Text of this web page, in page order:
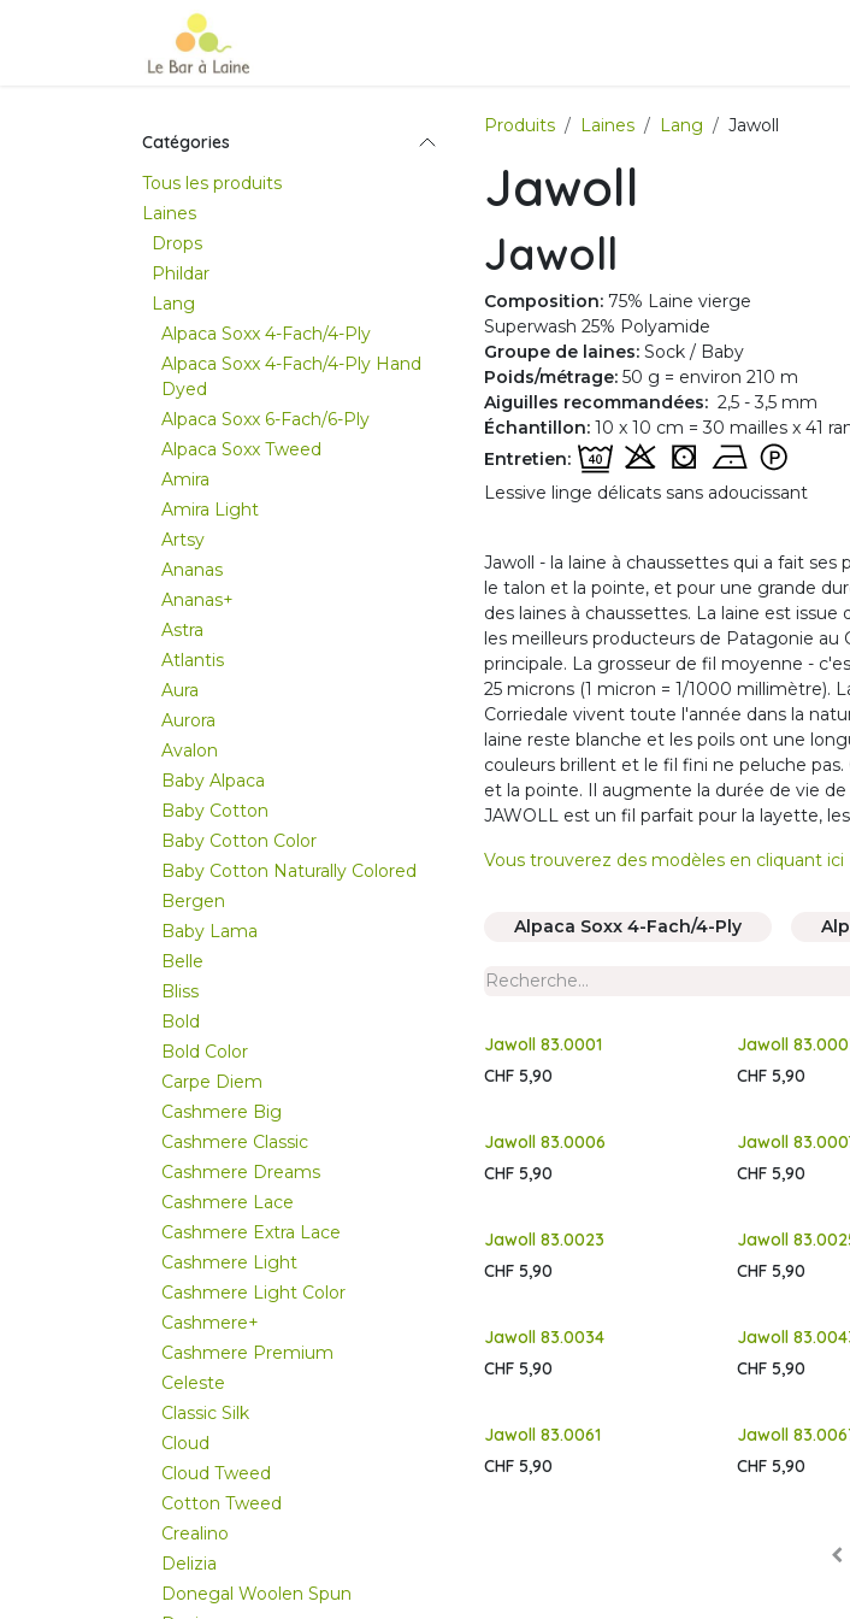
Se rendre au contenu
Catégories
Tous les produits
Laines
Drops
Phildar
Lang
Alpaca Soxx 4-Fach/4-Ply
Alpaca Soxx 4-Fach/4-Ply Hand
Dyed
Alpaca Soxx 6-Fach/6-Ply
Alpaca Soxx Tweed
Amira
Amira Light
Artsy
Ananas
Ananas+
Astra
Atlantis
Aura
Aurora
Avalon
Baby Alpaca
Baby Cotton
Baby Cotton Color
Baby Cotton Naturally Colored
Bergen
Baby Lama
Belle
Bliss
Bold
Bold Color
Carpe Diem
Cashmere Big
Cashmere Classic
Cashmere Dreams
Cashmere Lace
Cashmere Extra Lace
Cashmere Light
Cashmere Light Color
Cashmere+
Cashmere Premium
Celeste
Classic Silk
Cloud
Cloud Tweed
Cotton Tweed
Crealino
Delizia
Donegal Woolen Spun
Produits Laines Lang Jawoll
Jawoll
Jawoll
Composition: 75% Laine vierge
Superwash 25% Polyamide
Groupe de laines: Sock / Baby
Poids/métrage: 50 g = environ 210 m
Aiguilles recommandées: 2,5 - 3,5 mm
Échantillon: 10 x 10 cm = 30 mailles x 41
Entretien:
Lessive linge délicats sans adoucissant
Jawoll - la laine à chaussettes qui a fait
le talon et la pointe, et pour une grande
des laines à chaussettes. La laine est
les meilleurs producteurs de Patagonie au
principale. La grosseur de fil moyenne -
25 microns (1 micron = 1/1000 millimètre).
Corriedale vivent toute l'année dans la
laine reste blanche et les poils ont une
couleurs brillent et le fil fini ne peluche
et la pointe. Il augmente la durée de vie
JAWOLL est un fil parfait pour la layette,
Vous trouverez des modèles en cliquant ici
Alpaca Soxx 4-Fach/4-Ply
Jawoll 83.0001
CHF 5,90
Jawoll
CHF 5,90
Jawoll 83.0006
CHF 5,90
Jawoll
CHF 5,90
Jawoll 83.0023
CHF 5,90
Jawoll
CHF 5,90
Jawoll 83.0034
CHF 5,90
Jawoll
CHF 5,90
Jawoll 83.0061
CHF 5,90
Jawoll
CHF 5,90